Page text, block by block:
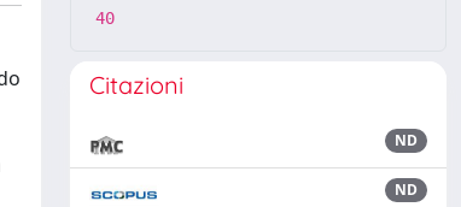
40
Citazioni
ND
ND